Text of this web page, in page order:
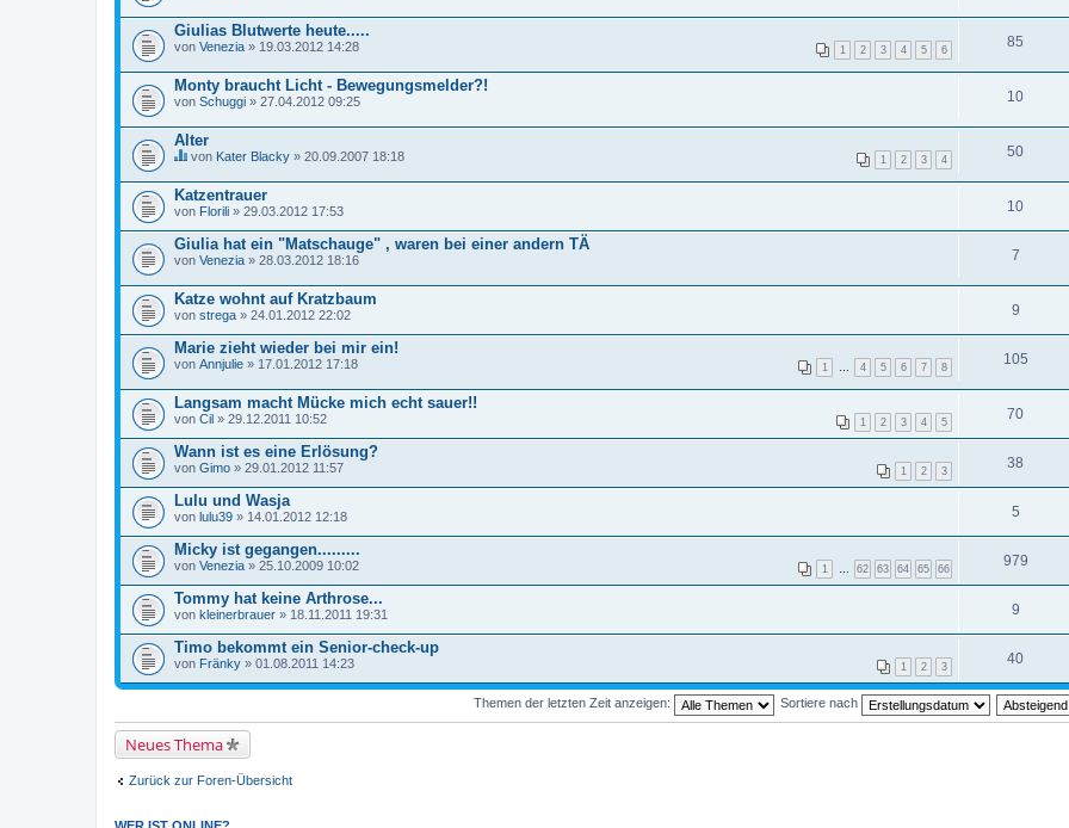
Giulias Blutwerte heute.....
1 2 3 4 5 6
von Venezia » 19.03.2012 14:28 85
Monty braucht Licht - Bewegungsmelder?!
von Schuggi » 27.04.2012 09:25 10
Alter
1 2 3 4
i
e
s
s
T
h
e
m
a
e
i
n
a
l
t
e
t
e
n
e
U
m
f
r
a
g
e
von Kater Blacky » 20.09.2007 18:18 50
Katzentrauer
von Florili » 29.03.2012 17:53 10
Giulia hat ein "Matschauge" , waren bei einer andern TÄ
von Venezia » 28.03.2012 18:16 7
Katze wohnt auf Kratzbaum
von strega » 24.01.2012 22:02 9
Marie zieht wieder bei mir ein!
1 4 5 6 7 8
von Annjulie » 17.01.2012 17:18 105
Langsam macht Mücke mich echt sauer!!
1 2 3 4 5
von Cil » 29.12.2011 10:52 70
Wann ist es eine Erlösung?
1 2 3
von Gimo » 29.01.2012 11:57 38
Lulu und Wasja
von lulu39 » 14.01.2012 12:18 5
Micky ist gegangen.........
1 62 63 64 65 66
von Venezia » 25.10.2009 10:02 979
Tommy hat keine Arthrose...
von kleinerbrauer » 18.11.2011 19:31 9
Timo bekommt ein Senior-check-up
1 2 3
von Fränky » 01.08.2011 14:23 40
Themen der letzten Zeit anzeigen: Sortiere nach
Neues Thema
Zurück zur Foren-Übersicht